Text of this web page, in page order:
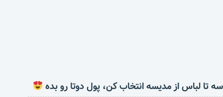
سه تا لباس از مدیسه انتخاب کن، پول دوتا رو بده